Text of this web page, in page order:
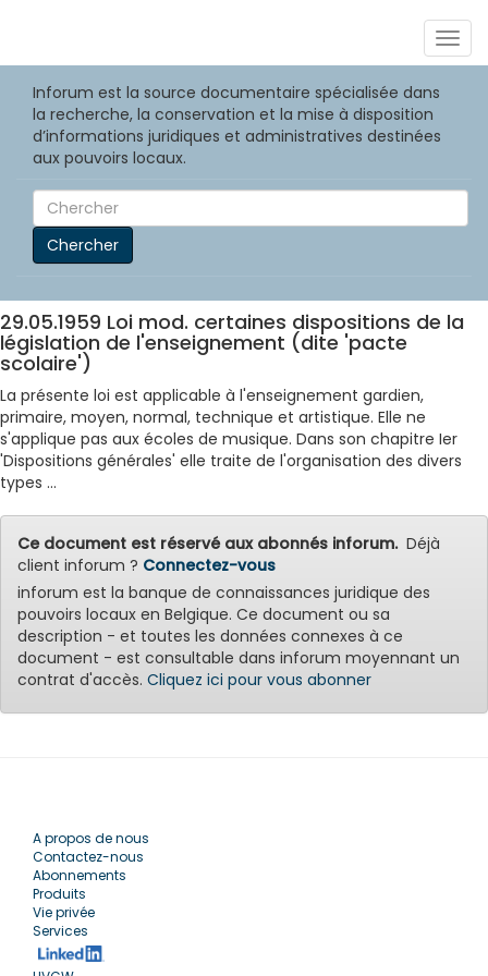
Inforum est la source documentaire spécialisée dans
la recherche, la conservation et la mise à disposition
d’informations juridiques et administratives destinées
aux pouvoirs locaux.
Chercher
29.05.1959 Loi mod. certaines dispositions de la
législation de l'enseignement (dite 'pacte
scolaire')
La présente loi est applicable à l'enseignement gardien,
primaire, moyen, normal, technique et artistique. Elle ne
s'applique pas aux écoles de musique. Dans son chapitre Ier
'Dispositions générales' elle traite de l'organisation des divers
types ...
Ce document est réservé aux abonnés inforum.Déjà
client inforum ? Connectez-vous
inforum est la banque de connaissances juridique des
pouvoirs locaux en Belgique. Ce document ou sa
description - et toutes les données connexes à ce
document - est consultable dans inforum moyennant un
contrat d'accès. Cliquez ici pour vous abonner
A propos de nous
Contactez-nous
Abonnements
Produits
Vie privée
Services